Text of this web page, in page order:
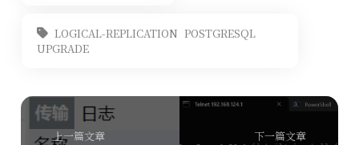
LOGICAL-REPLICATION POSTGRESQL
UPGRADE
上一篇文章 下一篇文章